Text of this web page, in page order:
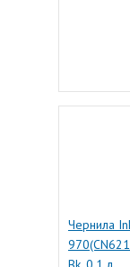
Чернила